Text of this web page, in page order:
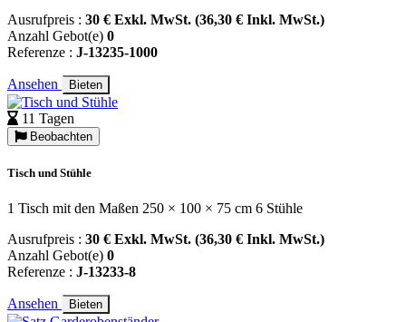
Ausrufpreis : 30 € Exkl. MwSt. (36,30 € Inkl. MwSt.)
Anzahl Gebot(e) 0
Referenze : J-13235-1000
Ansehen Bieten
11 Tagen
Beobachten
Tisch und Stühle
1 Tisch mit den Maßen 250 × 100 × 75 cm 6 Stühle
Ausrufpreis : 30 € Exkl. MwSt. (36,30 € Inkl. MwSt.)
Anzahl Gebot(e) 0
Referenze : J-13233-8
Ansehen Bieten